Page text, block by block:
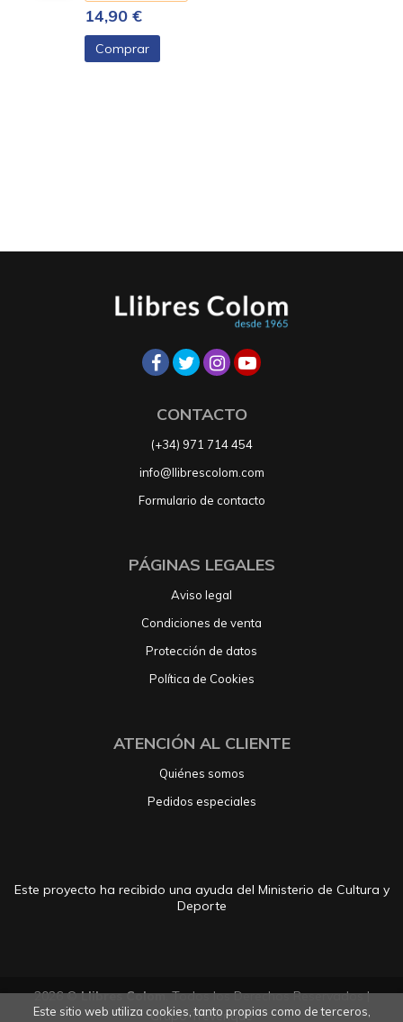
14,90 €
Comprar
CONTACTO
(+34) 971 714 454
info@llibrescolom.com
Formulario de contacto
PÁGINAS LEGALES
Aviso legal
Condiciones de venta
Protección de datos
Política de Cookies
ATENCIÓN AL CLIENTE
Quiénes somos
Pedidos especiales
Este proyecto ha recibido una ayuda del Ministerio de Cultura y
Deporte
2026 ©Llibres Colom. Todos los Derechos Reservados |
Grupo Trevenque
Este sitio web utiliza cookies, tanto propias como de terceros,